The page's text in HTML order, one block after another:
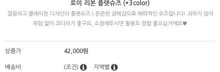
로이 리본 플랫슈즈 (*3color)
깔끔하고 클래식한 디자인의 플랫슈즈:) 은은한 광택감으로 매력적인 슈즈랍니다! 과하지 않아
부담 없이 코디하기 좋구요, 소장해두시면 활용도 정말 좋으실거에요♥
상품가 42,000원
배송비 (조건) 지역별